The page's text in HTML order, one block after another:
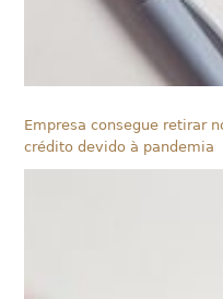
Empresa consegue retirar
crédito devido à pandemia